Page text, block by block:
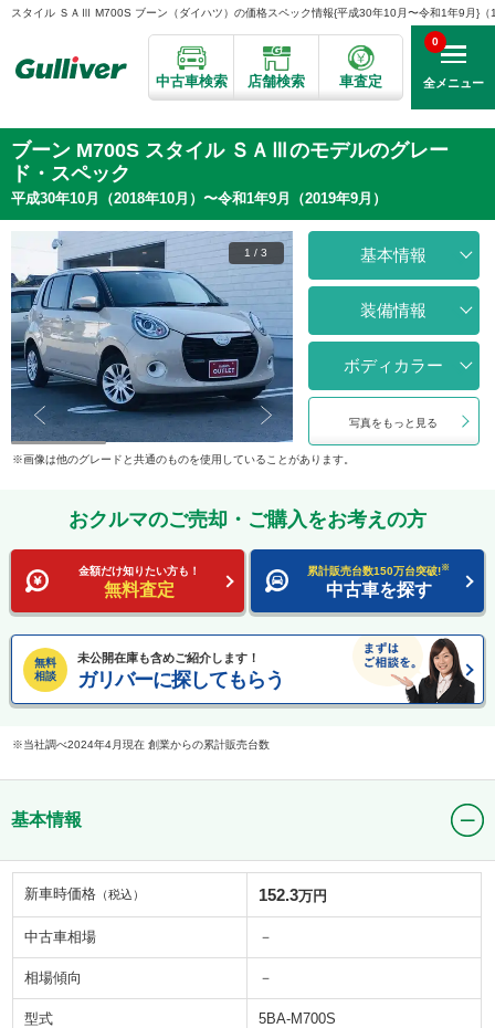
スタイル ＳＡⅢ M700S ブーン（ダイハツ）の価格スペック情報{平成30年10月〜令和1年9月}
中古車検索 店舗検索 車査定 全メニュー
0
ブーン M700S スタイル ＳＡⅢのモデルのグレー
ド・スペック
平成30年10月（2018年10月）〜令和1年9月（2019年9月）
1 /3 基本情報
装備情報
ボディカラー
写真をもっと見る
画像は他のグレードと共通のものを使用していることがあります。
おクルマのご売却・ご購入をお考えの方
金額だけ知りたい方も！
無料査定
累計販売台数150万台突破!※
中古車を探す
無料
相談
未公開在庫も含めご紹介します！
ガリバーに探してもらう
当社調べ2024年4月現在 創業からの累計販売台数
基本情報
新車時価格 （税込） 152.3万円
中古車相場 －
相場傾向 －
型式 5BA-M700S